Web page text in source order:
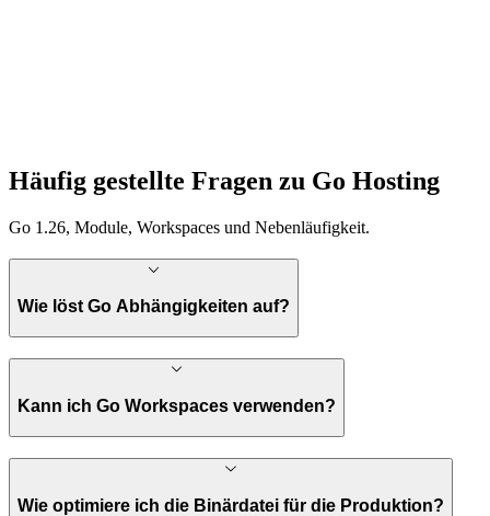
Häufig gestellte Fragen zu Go Hosting
Go 1.26, Module, Workspaces und Nebenläufigkeit.
Wie löst Go Abhängigkeiten auf?
Kann ich Go Workspaces verwenden?
Wie optimiere ich die Binärdatei für die Produktion?